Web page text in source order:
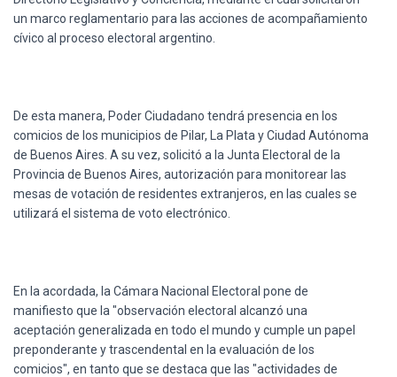
un marco reglamentario para las acciones de acompañamiento
cívico al proceso electoral argentino
De esta manera, PoderCiudadano tendrá presencia en los
comicios de los municipios de Pilar, La Plata yCiudad Autónoma
de Buenos Aires. A su vez, solicitó a la Junta Electoral de la
Provincia de Buenos Aires, autorización para monitorear las
mesas de votación de residentes extranjeros, en las cuales se
utilizará el sistema de voto electrónico
En la acordada, la Cámara Nacional Electoral pone de
manifiesto que la "observación electoral alcanzó una
aceptación generalizada en todo el mundo ycumple un papel
preponderante ytrascendental en la evaluación de los
comicios", en tanto que se destaca que las "actividades de